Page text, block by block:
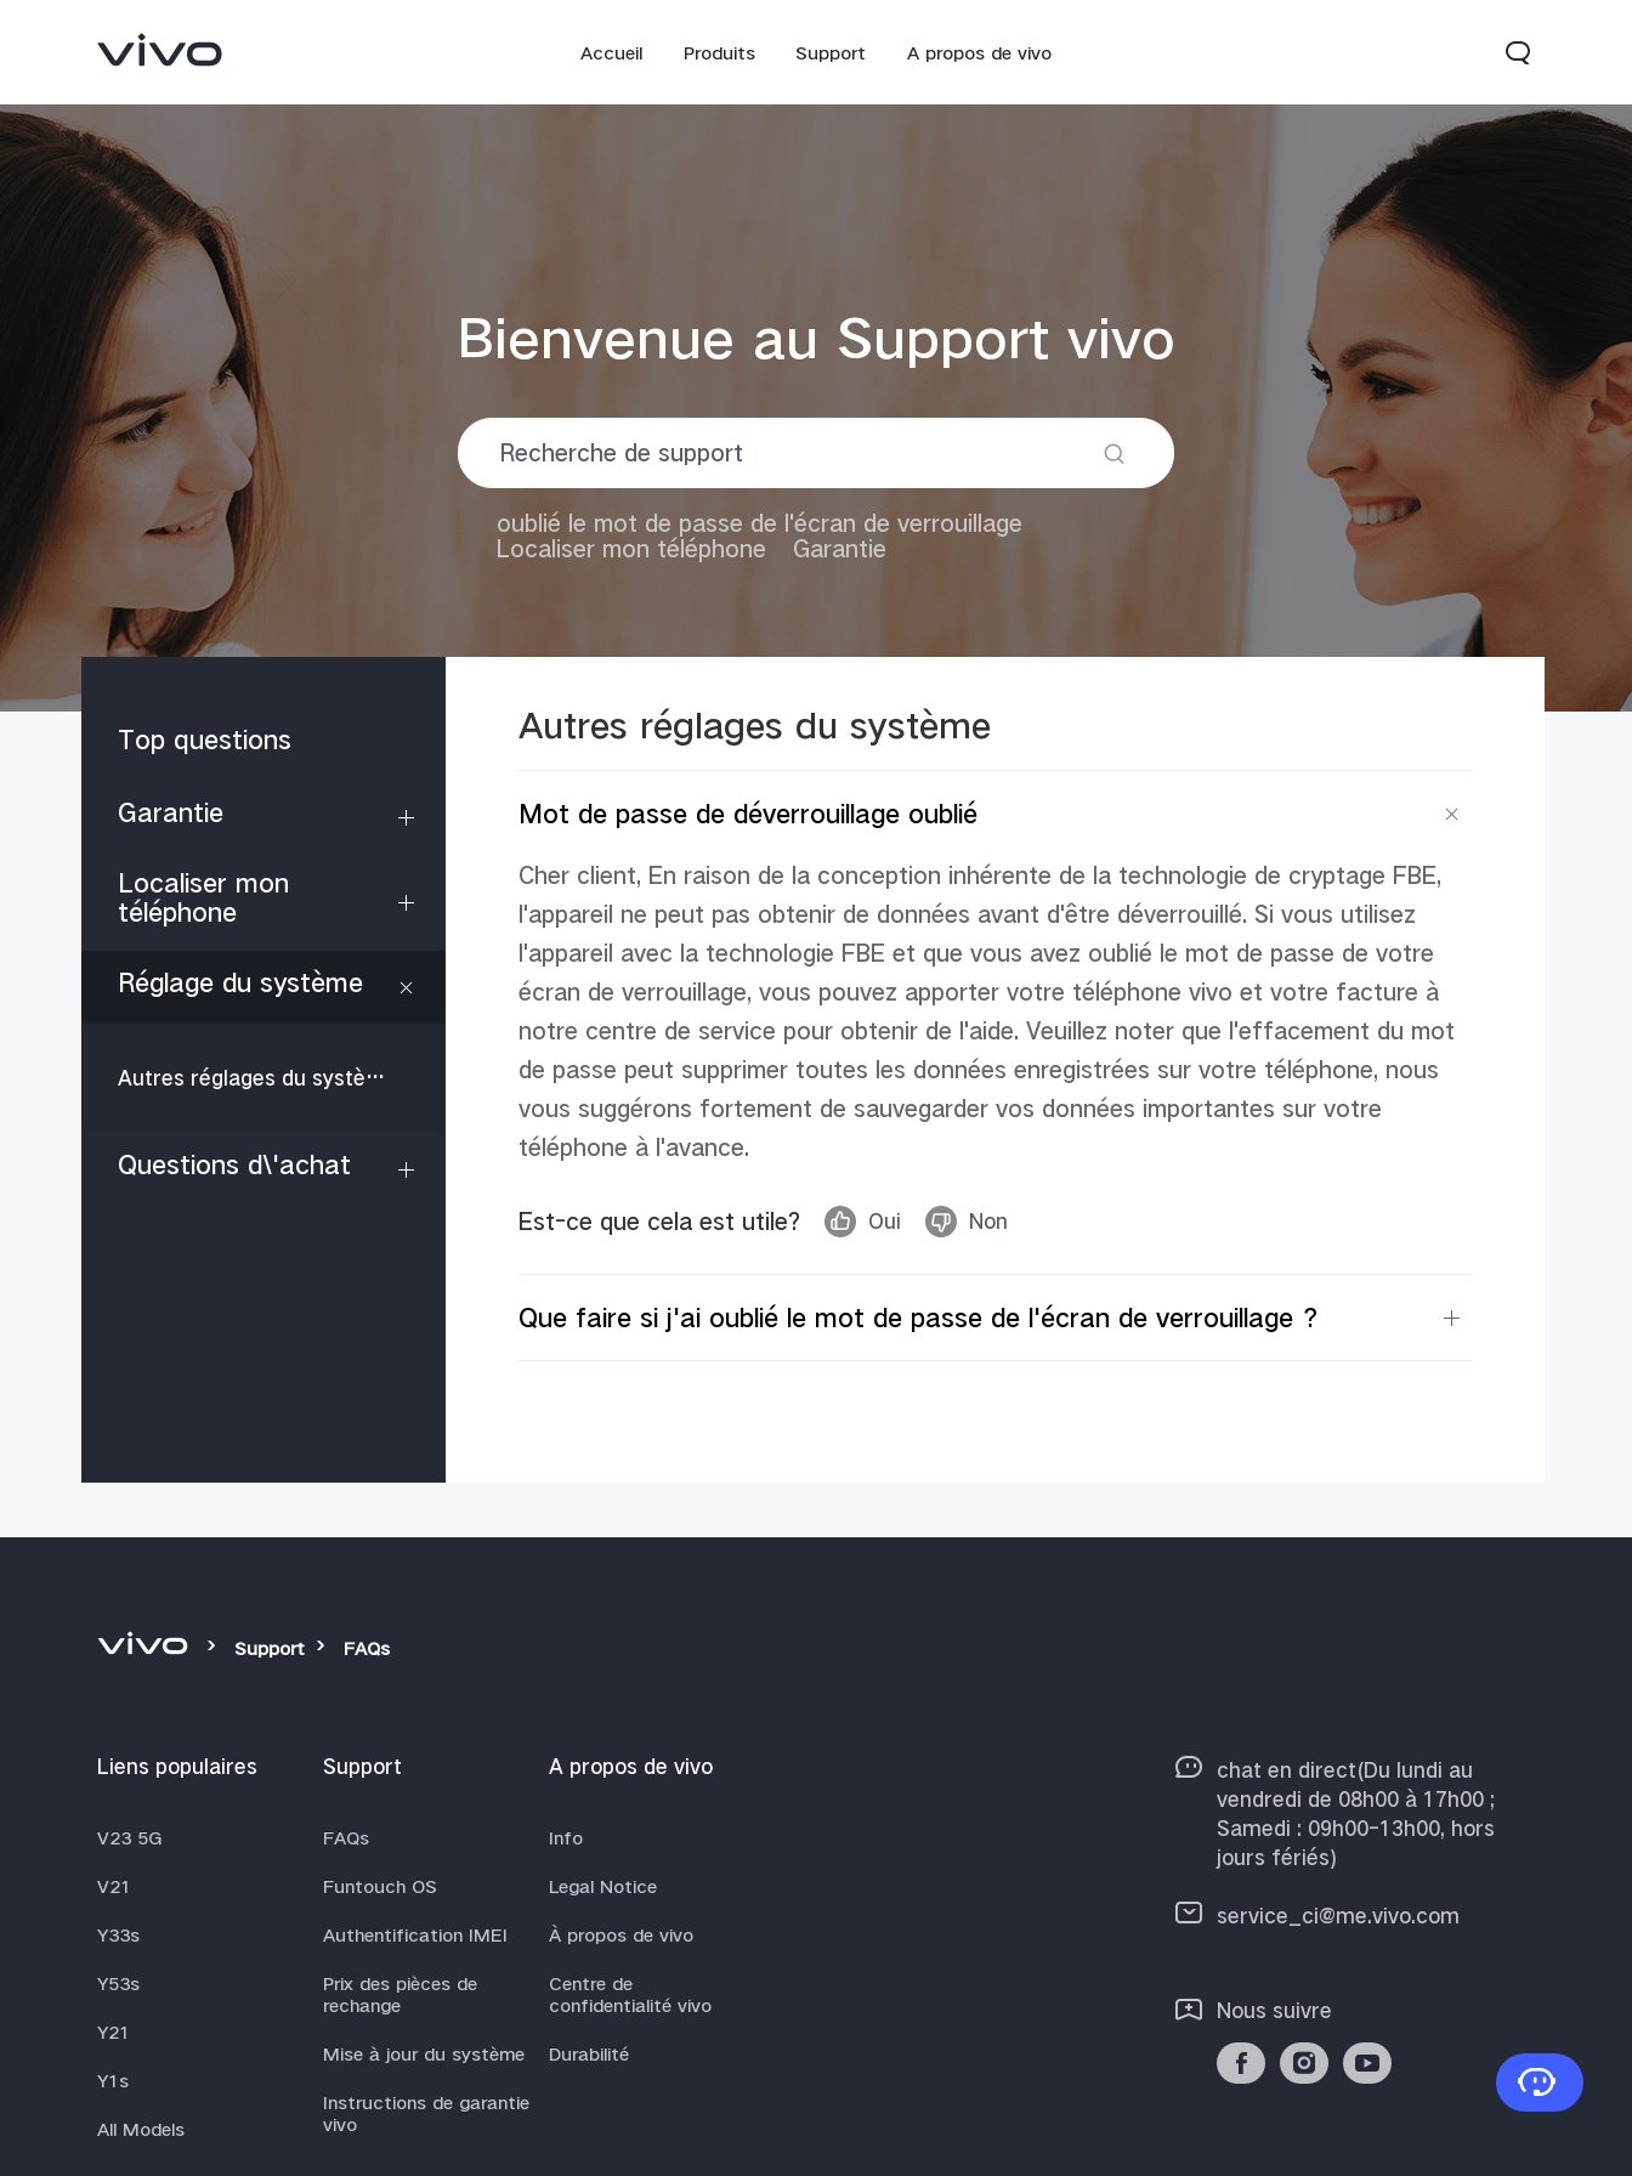
Accueil Produits Support A propos de vivo
V23 5G nouveau Y1s
Bienvenue au Support vivo
oublié le mot de passe de l'écran de verrouillage
Localiser mon téléphone
Garantie
Top questions
Garantie
Localiser mon
téléphone
Réglage du système
Autres réglages du système
Questions d\'achat
Autres réglages du système
Mot de passe de déverrouillage oublié
Cher client, En raison de la conception inhérente de la technologie de cryptage FBE,
l'appareil ne peut pas obtenir de données avant d'être déverrouill é. Si vous utilisez
l'appareil avec la technologie FBE et que vous avez oublié le mot de passe de votre
écran de verrouillage, vous pouvez apporter votre té éphone vivo et votre facture à
notre centre de service pour obtenir de l'aide. Veuillez noter que l'effacement du mot
de passe peut supprimer toutes les données enregistrées sur votre té éphone, nous
vous suggérons fortement de sauvegarder vos données importantes sur votre
té éphone à l'avance.
Est-ce que cela est utile? Oui Non
Que faire si j'ai oublié le mot de passe de l'écran de verrouillage ？
Support FAQs
Liens populaires
V23 5G
V21
Y33s
Y53s
Y21
Y1s
All Models
Support
FAQs
Funtouch OS
Authentification IMEI
Prix des pièces de
rechange
Mise à jour du système
Instructions de garantie
vivo
A propos de vivo
Info
Legal Notice
À propos de vivo
Centre de
confidentialité vivo
Durabilité
chat en direct(Du lundi au
vendredi de 08h00 à 17h00 ;
Samedi : 09h00-13h00, hors
jours fériés)
service_ci@me.vivo.com
Nous suivre